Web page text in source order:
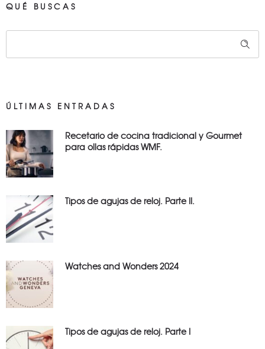
QUÉ BUSCAS
ÚLTIMAS ENTRADAS
Recetario de cocina tradicional y Gourmet
para ollas rápidas WMF.
Tipos de agujas de reloj. Parte II.
Watches and Wonders 2024
Tipos de agujas de reloj. Parte I